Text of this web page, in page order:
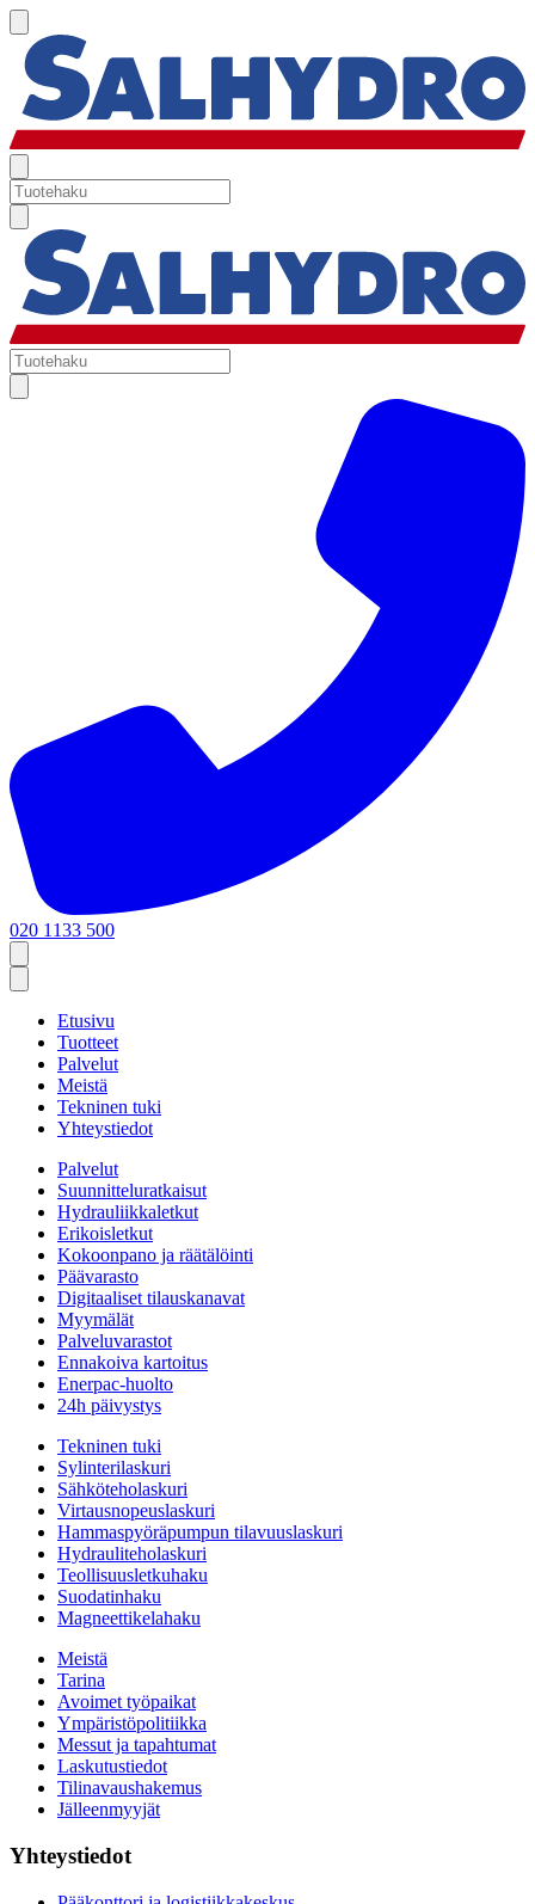
020 1133 500
Etusivu
Tuotteet
Palvelut
Meistä
Tekninen tuki
Yhteystiedot
Palvelut
Suunnitteluratkaisut
Hydrauliikkaletkut
Erikoisletkut
Kokoonpano ja räätälöinti
Päävarasto
Digitaaliset tilauskanavat
Myymälät
Palveluvarastot
Ennakoiva kartoitus
Enerpac-huolto
24h päivystys
Tekninen tuki
Sylinterilaskuri
Sähköteholaskuri
Virtausnopeuslaskuri
Hammaspyöräpumpun tilavuuslaskuri
Hydrauliteholaskuri
Teollisuusletkuhaku
Suodatinhaku
Magneettikelahaku
Meistä
Tarina
Avoimet työpaikat
Ympäristöpolitiikka
Messut ja tapahtumat
Laskutustiedot
Tilinavaushakemus
Jälleenmyyjät
Yhteystiedot